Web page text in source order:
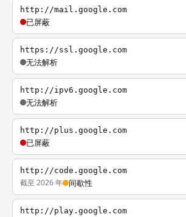
http://mail.google.com
已屏蔽
https://ssl.google.com
无法解析
http://ipv6.google.com
无法解析
http://plus.google.com
已屏蔽
http://code.google.com
截至 2026 年 间歇性
http://play.google.com